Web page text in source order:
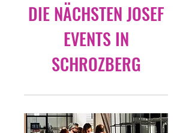
DIE NÄCHSTEN JOSEF
EVENTS IN
SCHROZBERG